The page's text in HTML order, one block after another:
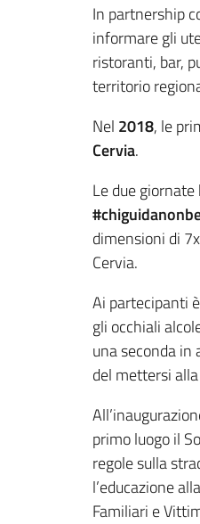
In partnership
informare gli
ristoranti, bar,
territorio
Nel 2018, le
Cervia.
Le due
dimensioni di
Cervia.
Ai partecipanti
gli occhiali
una seconda in
del mettersi
primo luogo il
regole sulla
l’educazione
Familiari e